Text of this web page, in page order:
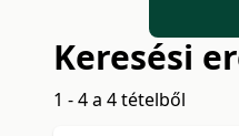
Keresési
1 - 4 a 4 tételből